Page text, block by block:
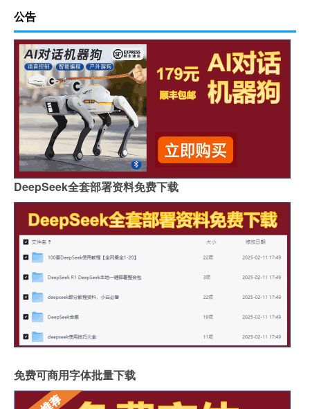
公告
DeepSeek全套部署资料免费下载
免费可商用字体批量下载